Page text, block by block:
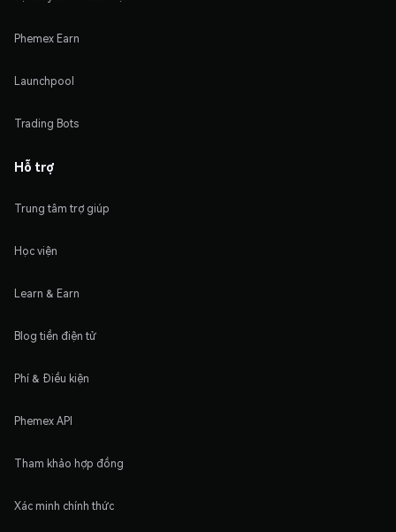
Phemex Earn
Launchpool
Trading Bots
Hỗ trợ
Trung tâm trợ giúp
Học viện
Learn & Earn
Blog tiền điện tử
Phí & Điều kiện
Phemex API
Tham khảo hợp đồng
Xác minh chính thức